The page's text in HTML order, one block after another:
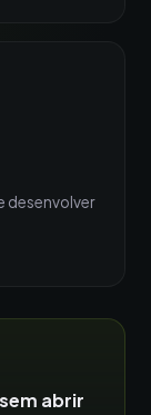
desenvolver
sem abrir